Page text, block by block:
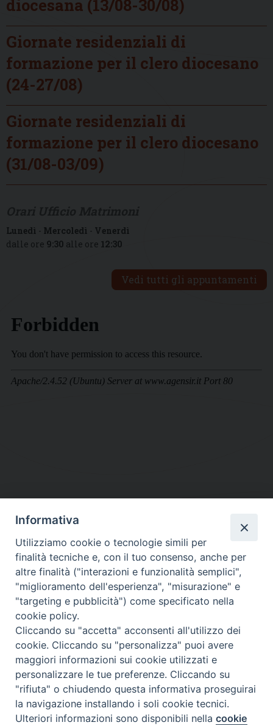
diocesana (13/08-30/08)
Giornate residenziali di
formazione per il clero diocesano
(24-27/08)
Giornate residenziali di
formazione per il clero diocesano
(31/08-03/09)
Lunedì - Mercoledì - Venerdì
dalle ore 9:30 alle ore 12:30
Vedi tutti gli appuntamenti
DIOCESI SUBURBICARIA DI ALBANO
Contatti:Tel.: 06.93268401 - Fax.: 06.9323844
E-mail:curia@diocesidialbano.it
Orari: dal Lunedì al Venerdì Ore: 9:00 - 13:00
Lunedì, Mercoledì e Venerdì, Ore 9:30 - 12:30
Diocesi Suburbicaria di Albano
Copyright © 2021
Preferenze Cookie
Informativa
Utilizziamo cookie o tecnologie simili per
finalità tecniche e, con il tuo consenso, anche per
altre finalità ("interazioni e funzionalità semplici",
"miglioramento dell'esperienza", "misurazione" e
"targeting e pubblicità") come specificato nella
cookie policy.
Cliccando su "accetta" acconsenti all'utilizzo dei
cookie. Cliccando su "personalizza" puoi avere
maggiori informazioni sui cookie utilizzati e
personalizzare le tue preferenze. Cliccando su
"rifiuta" o chiudendo questa informativa proseguirai
la navigazione installando i soli cookie tecnici.
Ulteriori informazioni sono disponibili nellacookie